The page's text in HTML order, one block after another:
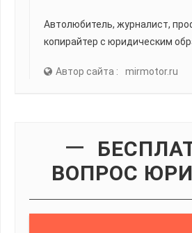
Автолюбитель, журналист,
копирайтер с юридическим
Автор сайта : mirmotor.ru
ВОПРОС